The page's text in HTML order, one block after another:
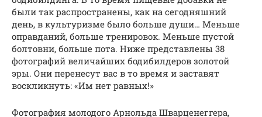
были так распространены, как на сегодняшний
день, в культуризме было больше души… Меньше
оправданий, больше тренировок. Меньше пустой
болтовни, больше пота. Ниже представлены 38
фотографий величайших бодибилдеров золотой
эры. Они перенесут вас в то время и заставят
воскликнуть: «Им нет равных!»
Фотография молодого Арнольда Шварценеггера,